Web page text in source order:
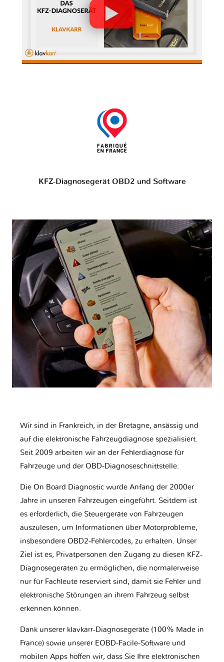
KFZ-Diagnosegerät OBD2 und Software
Wir sind in Frankreich, in der Bretagne, ansässig und
auf die elektronische Fahrzeugdiagnose spezialisiert.
Seit 2009 arbeiten wir an der Fehlerdiagnose für
Fahrzeuge und der OBD-Diagnoseschnittstelle.
Die On Board Diagnostic wurde Anfang der 2000er
Jahre in unseren Fahrzeugen eingeführt. Seitdem ist
es erforderlich, die Steuergeräte von Fahrzeugen
auszulesen, um Informationen über Motorprobleme,
insbesondere OBD2-Fehlercodes, zu erhalten. Unser
Ziel ist es, Privatpersonen den Zugang zu diesen KFZ-
Diagnosegeräten zu ermöglichen, die normalerweise
nur für Fachleute reserviert sind, damit sie Fehler und
elektronische Störungen an ihrem Fahrzeug selbst
erkennen können.
Dank unserer klavkarr-Diagnosegeräte (100% Made in
France) sowie unserer EOBD-Facile-Software und
mobilen Apps hoffen wir, dass Sie Ihre elektronischen